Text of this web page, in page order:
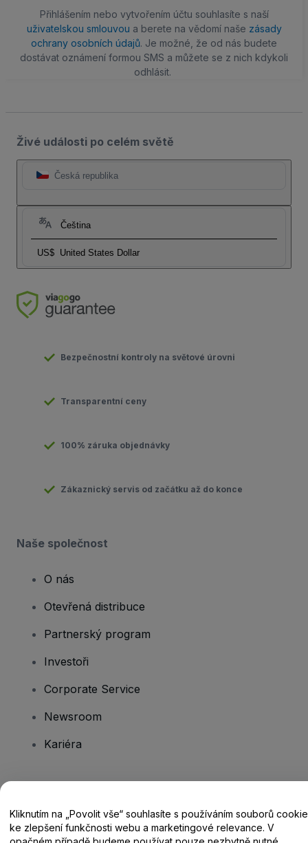
Přihlášením nebo vytvořením účtu souhlasíte s naší
uživatelskou smlouvou a berete na vědomí naše zásady
ochrany osobních údajů. Je možné, že od nás budete
dostávat oznámení formou SMS a můžete se z nich kdykoli
odhlásit.
Živé události po celém světě
Česká republika
Čeština
US$ United States Dollar
Bezpečnostní kontroly na světové úrovni
Transparentní ceny
100% záruka objednávky
Zákaznický servis od začátku až do konce
Naše společnost
O nás
Otevřená distribuce
Partnerský program
Investoři
Corporate Service
Newsroom
Kariéra
Centrum nápovědy / Kontakt
Kliknutím na „Povolit vše“ souhlasíte s používáním souborů cookie
ke zlepšení funkčnosti webu a marketingové relevance. V